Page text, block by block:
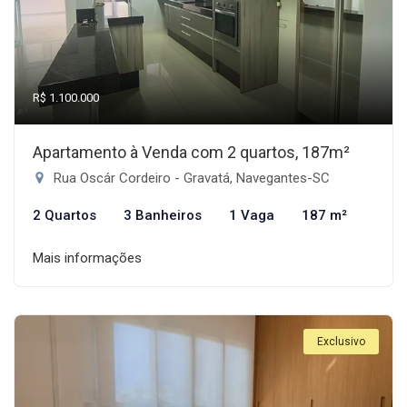
R$ 1.100.000
Apartamento à Venda com 2 quartos, 187m²
Rua Oscár Cordeiro - Gravatá, Navegantes-SC
2 Quartos 3 Banheiros 1 Vaga 187 m²
Mais informações
Exclusivo